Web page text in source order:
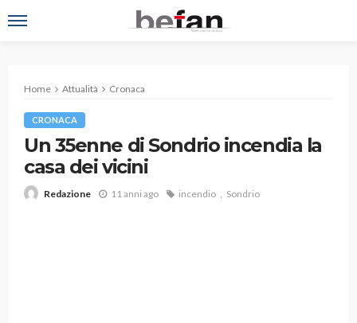
Home Attualità Cronaca
CRONACA
Un 35enne di Sondrio incendia la
casa dei vicini
Redazione 11 anni ago incendio Sondrio